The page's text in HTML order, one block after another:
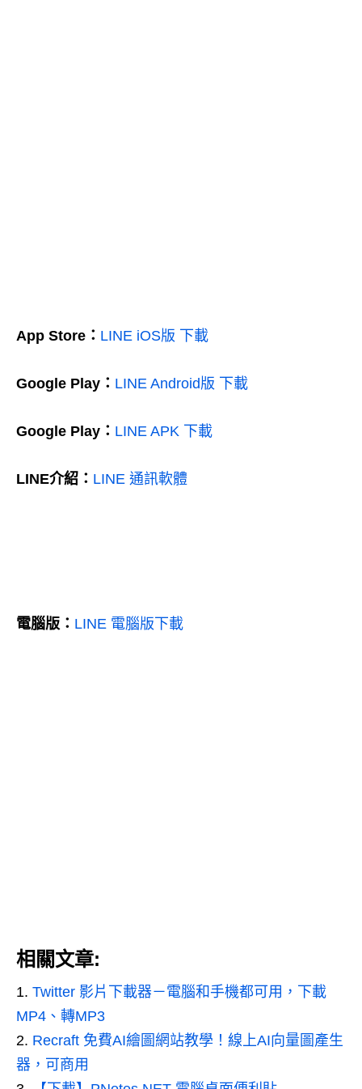
App Store： LINE iOS版 下載
Google Play： LINE Android版 下載
Google Play： LINE APK 下載
LINE介紹： LINE 通訊軟體
電腦版： LINE 電腦版下載
相關文章:
Twitter 影片下載器－電腦和手機都可用，下載
MP4、轉MP3
Recraft 免費AI繪圖網站教學！線上AI向量圖產生
器，可商用